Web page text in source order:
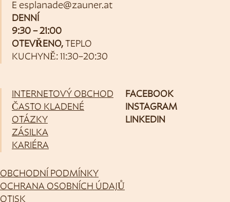
E esplanade@zauner.at
DENNÍ
9:30 – 21:00
OTEVŘENO, TEPLO
KUCHYNĚ: 11:30–20:30
INTERNETOVÝ OBCHOD
ČASTO KLADENÉ
OTÁZKY
ZÁSILKA
KARIÉRA
FACEBOOK
INSTAGRAM
LINKEDIN
OBCHODNÍ PODMÍNKY
OCHRANA OSOBNÍCH ÚDAJŮ
OTISK